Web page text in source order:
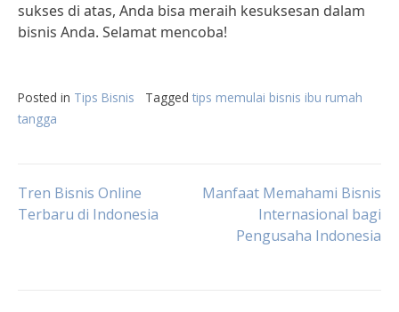
sukses di atas, Anda bisa meraih kesuksesan dalam
bisnis Anda. Selamat mencoba!
Posted in Tips Bisnis Tagged tips memulai bisnis ibu rumah
tangga
Post
Tren Bisnis Online
Terbaru di Indonesia
Manfaat Memahami Bisnis
Internasional bagi
Pengusaha Indonesia